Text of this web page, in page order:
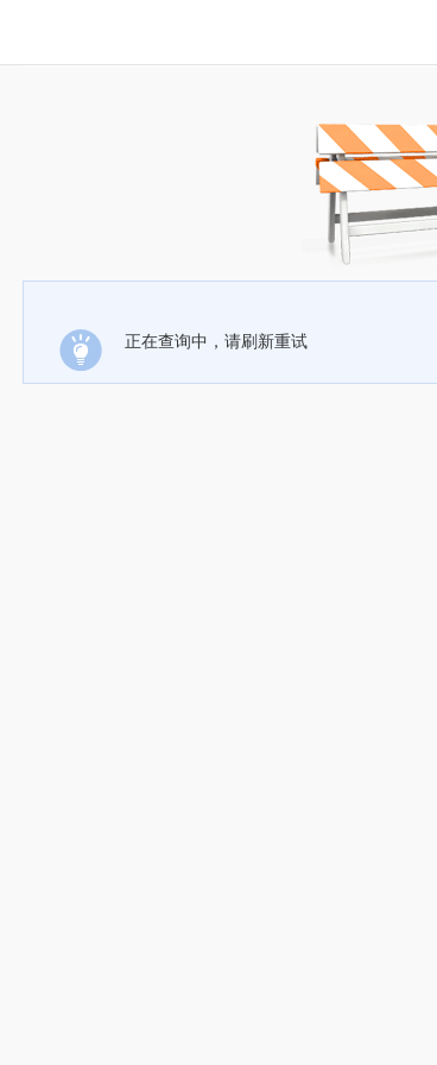
正在查询中，请刷新重试